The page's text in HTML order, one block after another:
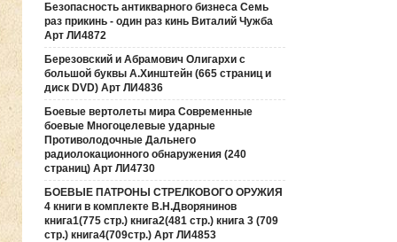
Безопасность антикварного бизнеса Семь
раз прикинь - один раз кинь Виталий Чужба
Арт ЛИ4872
Березовский и Абрамович Олигархи с
большой буквы А.Хинштейн (665 страниц и
диск DVD) Арт ЛИ4836
Боевые вертолеты мира Современные
боевые Многоцелевые ударные
Противолодочные Дальнего
радиолокационного обнаружения (240
страниц) Арт ЛИ4730
БОЕВЫЕ ПАТРОНЫ СТРЕЛКОВОГО ОРУЖИЯ
4 книги в комплекте В.Н.Дворянинов
книга1(775 стр.) книга2(481 стр.) книга 3 (709
стр.) книга4(709стр.) Арт ЛИ4853